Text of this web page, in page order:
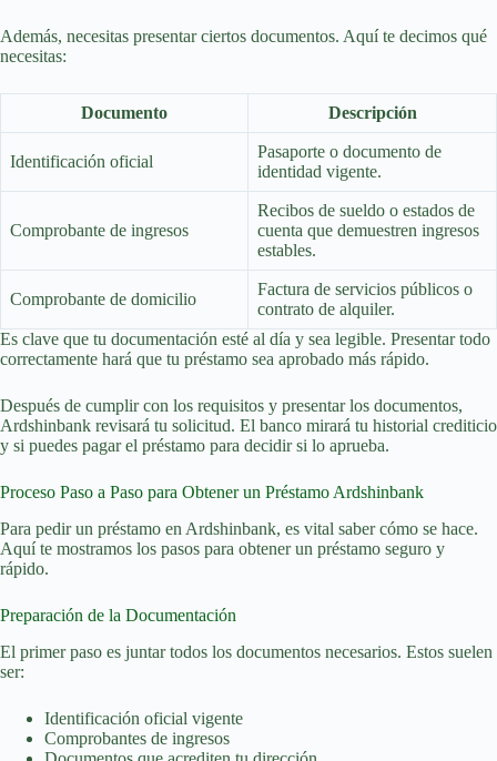
Además, necesitas presentar ciertos documentos. Aquí te decimos qué
necesitas:
Documento Descripción
Identificación oficial
Pasaporte o documento de
identidad vigente.
Comprobante de ingresos
Recibos de sueldo o estados de
cuenta que demuestren ingresos
estables.
Comprobante de domicilio
Factura de servicios públicos o
contrato de alquiler.
Es clave que tu documentación esté al día y sea legible. Presentar todo
correctamente hará que tu préstamo sea aprobado más rápido.
Después de cumplir con los requisitos y presentar los documentos,
Ardshinbank revisará tu solicitud. El banco mirará tu historial crediticio
y si puedes pagar el préstamo para decidir si lo aprueba.
Proceso Paso a Paso para Obtener un Préstamo Ardshinbank
Para pedir un préstamo en Ardshinbank, es vital saber cómo se hace.
Aquí te mostramos los pasos para obtener un préstamo seguro y
rápido.
Preparación de la Documentación
El primer paso es juntar todos los documentos necesarios. Estos suelen
ser:
Identificación oficial vigente
Comprobantes de ingresos